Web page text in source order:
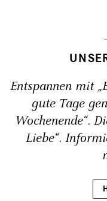
Entspannen mit
gute Tage
Wochenende“.
Liebe“.